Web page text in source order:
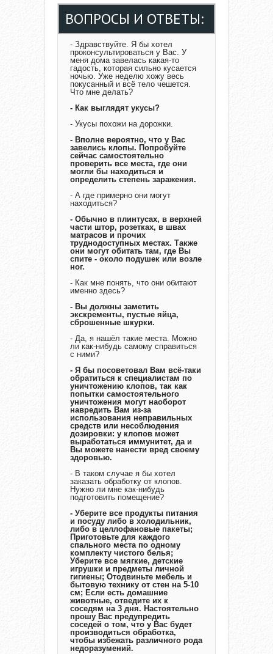
ВОПРОСЫ И ОТВЕТЫ:
- Здравствуйте. Я бы хотел
проконсультироваться у Вас. У
меня дома завелась какая-то
гадость, которая сильно кусается
ночью. Уже неделю хожу весь
покусанный и всё тело чешется.
Что мне делать?
- Как выглядят укусы?
- Укусы похожи на дорожки.
- Вполне вероятно, что у Вас
завелись клопы. Попробуйте
сейчас самостоятельно
проверить все места, где они
могли бы находиться и
определить степень заражения.
- А где примерно они могут
находиться?
- Обычно в плинтусах, в верхней
части штор, розетках, в швах
матрасов и прочих
труднодоступных местах. Также
они могут обитать там, где Вы
спите - около подушек или возле
ног.
- Как мне понять, что они обитают
именно здесь?
- Вы должны заметить
экскременты, пустые яйца,
сброшенные шкурки.
- Да, я нашёл такие места. Можно
ли как-нибудь самому справиться
с ними?
- Я бы посоветовал Вам всё-таки
обратиться к специалистам по
уничтожению клопов, так как
попытки самостоятельного
уничтожения могут наоборот
навредить Вам из-за
использования неправильных
средств или несоблюдения
дозировки: у клопов может
выработаться иммунитет, да и
Вы можете нанести вред своему
здоровью.
- В таком случае я бы хотел
заказать обработку от клопов.
Нужно ли мне как-нибудь
подготовить помещение?
- Уберите все продукты питания
и посуду либо в холодильник,
либо в целлофановые пакеты;
Приготовьте для каждого
спального места по одному
комплекту чистого белья;
Уберите все мягкие, детские
игрушки и предметы личной
гигиены; Отодвиньте мебель и
бытовую технику от стен на 5-10
см; Если есть домашние
животные, отведите их к
соседям на 3 дня. Настоятельно
прошу Вас предупредить
соседей о том, что у Вас будет
производиться обработка,
чтобы избежать различного рода
недоразумений.